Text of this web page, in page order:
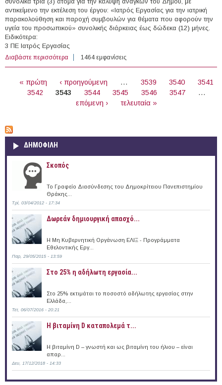
αντικείμενο την εκτέλεση του έργου: «Ιατρός Εργασίας για την ιατρική
παρακολούθηση και παροχή συμβουλών για θέματα που αφορούν την
υγεία του προσωπικού» συνολικής διάρκειας έως δώδεκα (12) μήνες.
Ειδικότερα:
3 ΠΕ Ιατρός Εργασίας
Διαβάστε περισσότερα για 3 θέσεις με Σύμβαση Μίσθωσης Έργου στο Δήμο
Αθηναίων
1464 εμφανίσεις
« πρώτη ‹ προηγούμενη … 3539 3540
3541
3542
3543 3544 3545 3546 3547
…
επόμενη ›
τελευταία »
ΔΗΜΟΦΙΛΗ
Σκοπός
Το Γραφείο Διασύνδεσης του Δημοκρίτειου Πανεπιστημίου
Θράκης...
Τρί, 03/04/2012 - 17:34
Δωρεάν δημιουργική απασχό...
Η Μη Κυβερνητική Οργάνωση ΕΛΙΞ - Προγράμματα
Εθελοντικής Εργ...
Παρ, 29/05/2015 - 13:59
Στο 25% η αδήλωτη εργασία...
Στο 25% εκτιμάται το ποσοστό αδήλωτης εργασίας στην
Ελλάδα,...
Τετ, 06/07/2016 - 20:21
Η βιταμίνη D καταπολεμά τ...
Η βιταμίνη D – γνωστή και ως βιταμίνη του ήλιου – είναι
απαρ...
Δευ, 17/12/2018 - 14:33